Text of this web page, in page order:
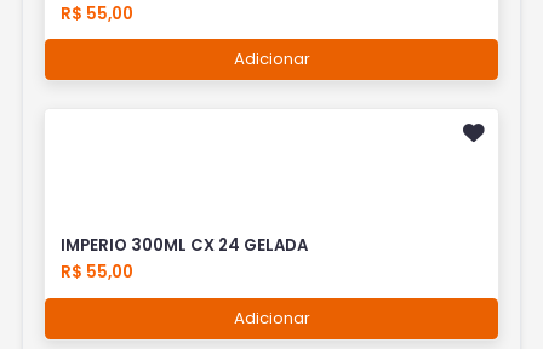
R$ 55,00
Adicionar
IMPERIO 300ML CX 24 GELADA
R$ 55,00
Adicionar